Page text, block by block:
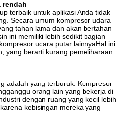
rendah
terbaik untuk aplikasi Anda tidak
Secara umum kompresor udara
tahan lama dan akan bertahan
ini memiliki lebih sedikit bagian
udara putar lainnyaHal ini
yang berarti kurang pemeliharaan
adalah yang terburuk. Kompresor
orang lain yang bekerja di
dengan ruang yang kecil lebih
kebisingan mereka yang